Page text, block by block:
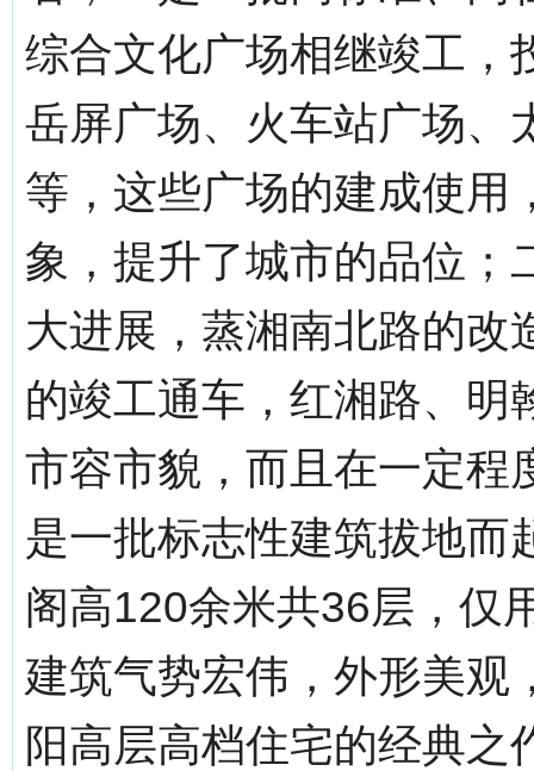
综合文化广场相继竣工，
岳屏广场、火车站广场、
等，这些广场的建成使用
象，提升了城市的品位；
大进展，蒸湘南北路的改
的竣工通车，红湘路、明
市容市貌，而且在一定程
是一批标志性建筑拔地而
阁高120余米共36层，仅
建筑气势宏伟，外形美观
阳高层高档住宅的经典